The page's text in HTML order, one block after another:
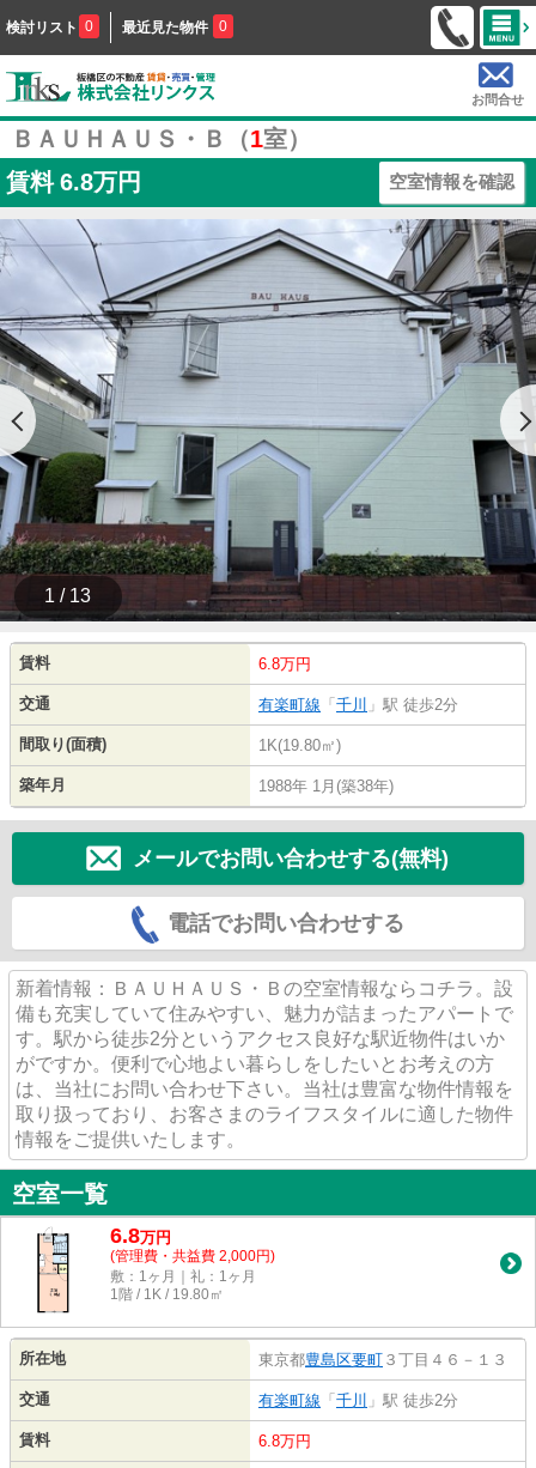
検討リスト 0 最近見た物件 0
お問合せ
ＢＡＵＨＡＵＳ・Ｂ（1室）
賃料 6.8万円 空室情報を確認
1 / 13
賃料 6.8万円
交通 有楽町線 「 千川 」駅 徒歩2分
間取り(面積) 1K(19.80㎡)
築年月 1988年 1月(築38年)
メールでお問い合わせする(無料)
電話でお問い合わせする
新着情報：ＢＡＵＨＡＵＳ・Ｂの空室情報ならコチラ。設
備も充実していて住みやすい、魅力が詰まったアパートで
す。駅から徒歩2分というアクセス良好な駅近物件はいか
がですか。便利で心地よい暮らしをしたいとお考えの方
は、当社にお問い合わせ下さい。当社は豊富な物件情報を
取り扱っており、お客さまのライフスタイルに適した物件
情報をご提供いたします。
空室一覧
6.8万円
(管理費・共益費 2,000円)
敷：1ヶ月｜礼：1ヶ月
1階 / 1K / 19.80㎡
所在地 東京都豊島区要町 ３丁目４６－１３
交通 有楽町線 「 千川 」駅 徒歩2分
賃料 6.8万円